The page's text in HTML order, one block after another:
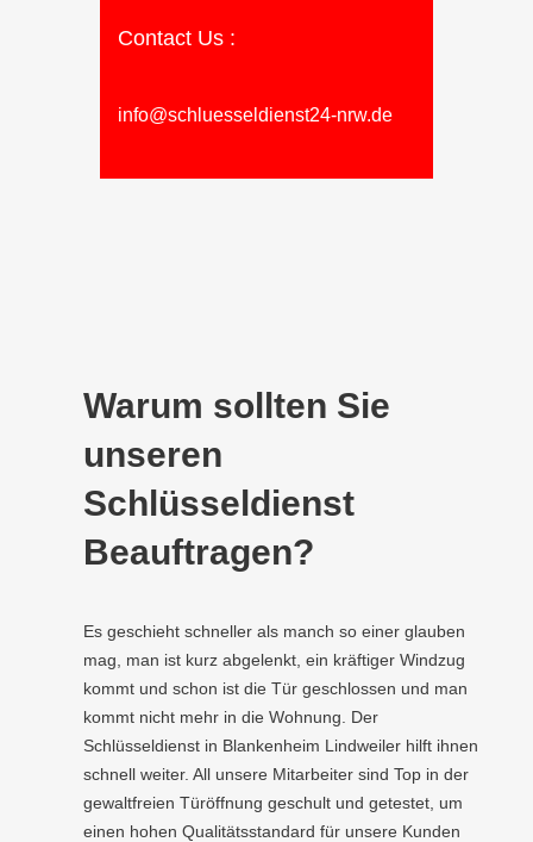
Contact Us :
info@schluesseldienst24-nrw.de
Warum sollten Sie
unseren
Schlüsseldienst
Beauftragen?
Es geschieht schneller als manch so einer glauben
mag, man ist kurz abgelenkt, ein kräftiger Windzug
kommt und schon ist die Tür geschlossen und man
kommt nicht mehr in die Wohnung. Der
Schlüsseldienst in Blankenheim Lindweiler hilft ihnen
schnell weiter. All unsere Mitarbeiter sind Top in der
gewaltfreien Türöffnung geschult und getestet, um
einen hohen Qualitätsstandard für unsere Kunden